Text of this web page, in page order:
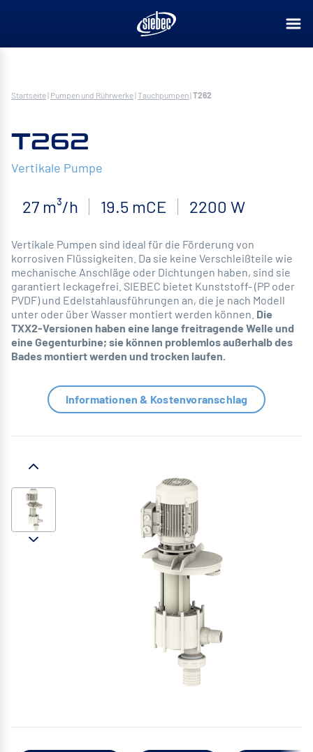
Startseite| Pumpen und Rührwerke|Tauchpumpen|T262
T262
Vertikale Pumpe
27 m³/h 19.5 mCE 2200 W
Vertikale Pumpen sind ideal für die Förderung von
korrosiven Flüssigkeiten. Da sie keine Verschleißteile wie
mechanische Anschläge oder Dichtungen haben, sind sie
garantiert leckagefrei. SIEBEC bietet Kunststoff- (PP oder
PVDF) und Edelstahlausführungen an, die je nach Modell
unter oder über Wasser montiert werden können. Die
TXX2-Versionen haben eine lange freitragende Welle und
eine Gegenturbine; sie können problemlos außerhalb des
Bades montiert werden und trocken laufen.
Informationen & Kostenvoranschlag